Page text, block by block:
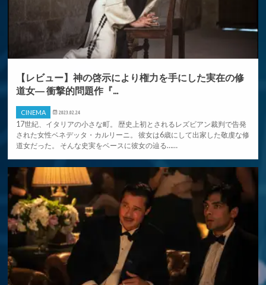
【レビュー】神の啓示により権力を手にした実在の修
道女― 衝撃的問題作『...
CINEMA 2023.02.24
17世紀、イタリアの小さな町。 歴史上初とされるレズビアン裁判で告発
された女性ベネデッタ・カルリーニ。 彼女は6歳にして出家した敬虔な修
道女だった。 そんな史実をベースに彼女の辿る……